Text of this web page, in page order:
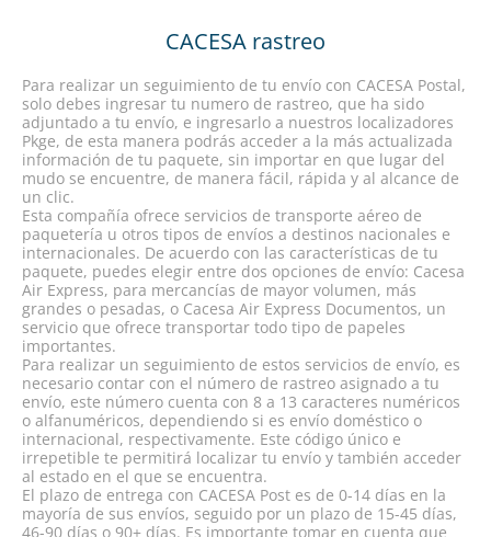
CACESA rastreo
Para realizar un seguimiento de tu envío con CACESA Postal,
solo debes ingresar tu numero de rastreo, que ha sido
adjuntado a tu envío, e ingresarlo a nuestros localizadores
Pkge, de esta manera podrás acceder a la más actualizada
información de tu paquete, sin importar en que lugar del
mudo se encuentre, de manera fácil, rápida y al alcance de
un clic.
Esta compañía ofrece servicios de transporte aéreo de
paquetería u otros tipos de envíos a destinos nacionales e
internacionales. De acuerdo con las características de tu
paquete, puedes elegir entre dos opciones de envío: Cacesa
Air Express, para mercancías de mayor volumen, más
grandes o pesadas, o Cacesa Air Express Documentos, un
servicio que ofrece transportar todo tipo de papeles
importantes.
Para realizar un seguimiento de estos servicios de envío, es
necesario contar con el número de rastreo asignado a tu
envío, este número cuenta con 8 a 13 caracteres numéricos
o alfanuméricos, dependiendo si es envío doméstico o
internacional, respectivamente. Este código único e
irrepetible te permitirá localizar tu envío y también acceder
al estado en el que se encuentra.
El plazo de entrega con CACESA Post es de 0-14 días en la
mayoría de sus envíos, seguido por un plazo de 15-45 días,
46-90 días o 90+ días. Es importante tomar en cuenta que